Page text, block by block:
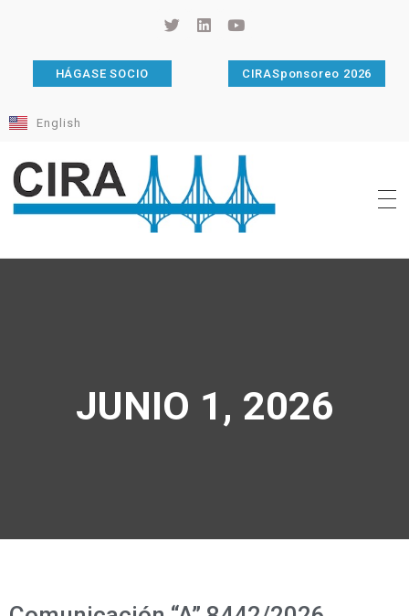
HÁGASE SOCIO CIRASponsoreo 2026
English
JUNIO 1, 2026